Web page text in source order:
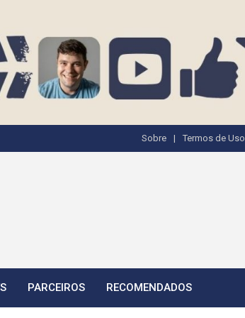
Sobre Termos de Uso
PARCEIROS RECOMENDADOS